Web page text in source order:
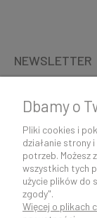
NEWSLETTER
K O N T A K T 5
Dbamy o
Pliki cookies i
działanie strony
potrzeb. Możesz
wszystkich tych
użycie plików do
zgody".
Więcej o plikach